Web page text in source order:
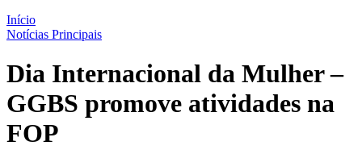
Início
Notícias Principais
Dia Internacional da Mulher –
GGBS promove atividades na
FOP